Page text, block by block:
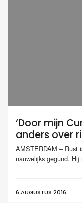
‘Door mijn
anders over
AMSTERDAM – Rust
nauwelijks gegund.
6 AUGUSTUS 2016